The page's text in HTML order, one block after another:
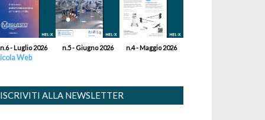
n.6 - Luglio 2026 n.5 - Giugno 2026 n.4 - Maggio 2026
Web
ISCRIVITI ALLA NEWSLETTER